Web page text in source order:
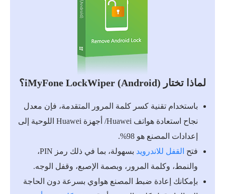
لماذا تختار iMyFone LockWiper (Android)؟
باستخدام تقنية كسر كلمة المرور المتقدمة، فإن معدل
نجاح استعادة هواتف Huawei/ أجهزة Huawei اللوحية إلى
إعدادات المصنع هو 98%.
فتح القفل للاندرويد
بسهولة، بما في ذلك رمز PIN،
والنمط، وكلمة المرور، وبصمة الإصبع، وقفل الوجه.
بإمكانك إعادة ضبط المصنع هواوي بسرعة دون الحاجة